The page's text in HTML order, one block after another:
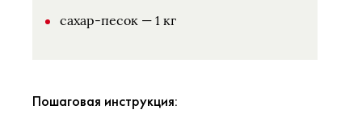
сахар-песок — 1 кг
Пошаговая инструкция: